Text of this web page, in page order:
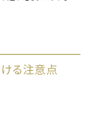
る注意点